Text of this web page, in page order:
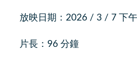
放映日期：2026 / 3 / 7 下
片長：96 分鐘